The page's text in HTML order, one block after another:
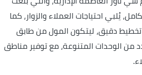
يُلبي احتياجات العملاء والزوار، كما
تخطيط دقيق، ليتكون المول من طابق
عدد من الوحدات المتنوعة، مع توفير مناطق